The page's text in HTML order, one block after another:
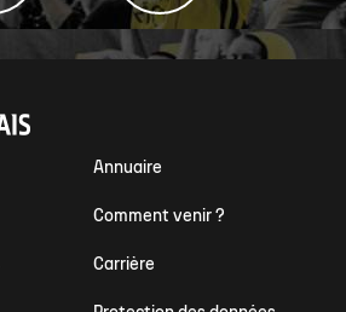
Annuaire
Comment venir ?
Carrière